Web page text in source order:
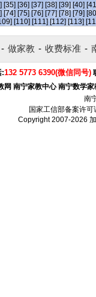
[35] [36] [37] [38] [39] [40]
[74] [75] [76] [77] [78] [79]
[110] [111] [112] [113]
- 做家教 - 收费标准 -
:132 5773 6390(微信同号)
网 南宁家教中心 南宁数学家
南
国家工信部备案许可
Copyright 2007-2026